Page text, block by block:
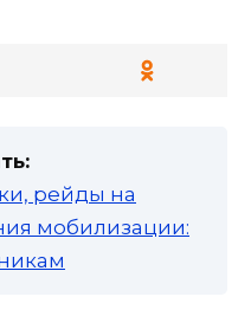
рейды на
мобилизации: